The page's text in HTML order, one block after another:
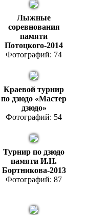
Лыжные
соревнования
памяти
Потоцкого-2014
Фотографий: 74
Краевой турнир
по дзюдо «Мастер
дзюдо»
Фотографий: 54
Турнир по дзюдо
памяти И.Н.
Бортникова-2013
Фотографий: 87